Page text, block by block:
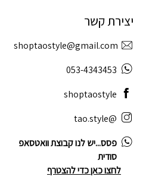
יצירת קשר
shoptaostyle@gmail.com
053-4343453
shoptaostyle
@tao.style
פסס...יש לנו קבוצת וואטסאפ
סודית
לחצו כאן כדי להצטרף